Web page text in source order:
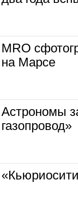
MRO
на Марсе
Астрономы
газопровод»